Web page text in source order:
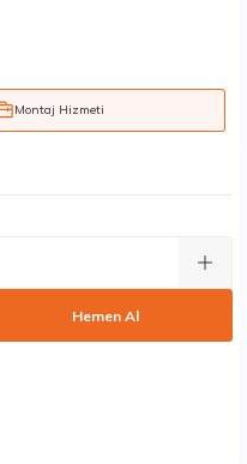
Montaj Hizmeti
Hemen Al